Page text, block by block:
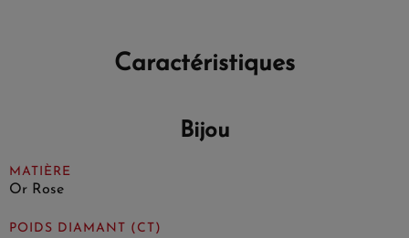
Caractéristiques
Bijou
MATIÈRE
Or Rose
POIDS DIAMANT (CT)